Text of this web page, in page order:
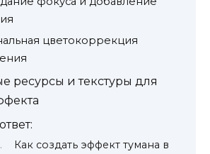
цветокоррекция
ресурсы и текстуры для
Как создать эффект тумана в